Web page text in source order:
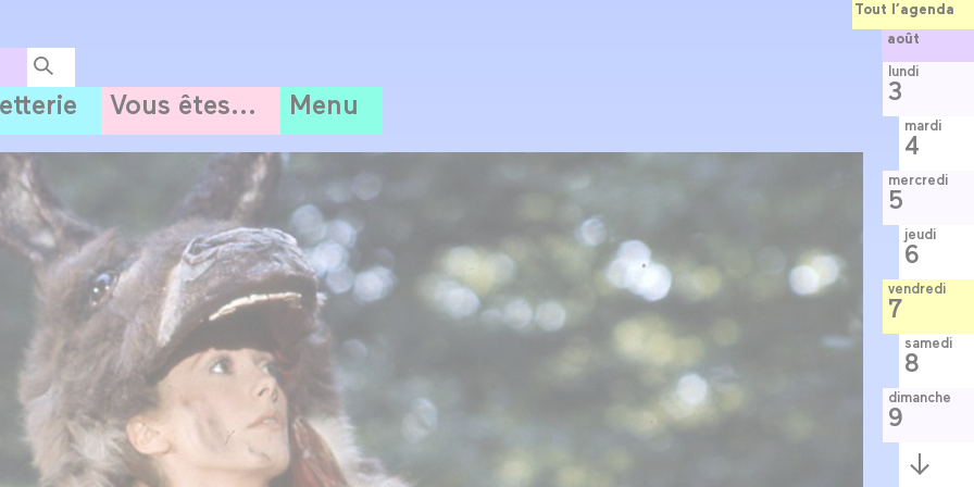
Vous êtes... Menu
Tout l’agenda
août
lundi
3
mardi
4
mercredi
5
jeudi
6
vendredi
7
samedi
8
dimanche
9
Semaine
suivante